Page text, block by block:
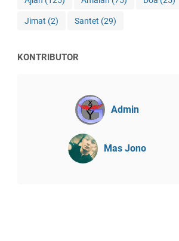
Jimat (2) Santet (29)
KONTRIBUTOR
Admin
Mas Jono